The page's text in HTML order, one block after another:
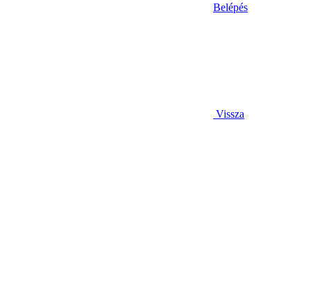
Belépés
Vissza